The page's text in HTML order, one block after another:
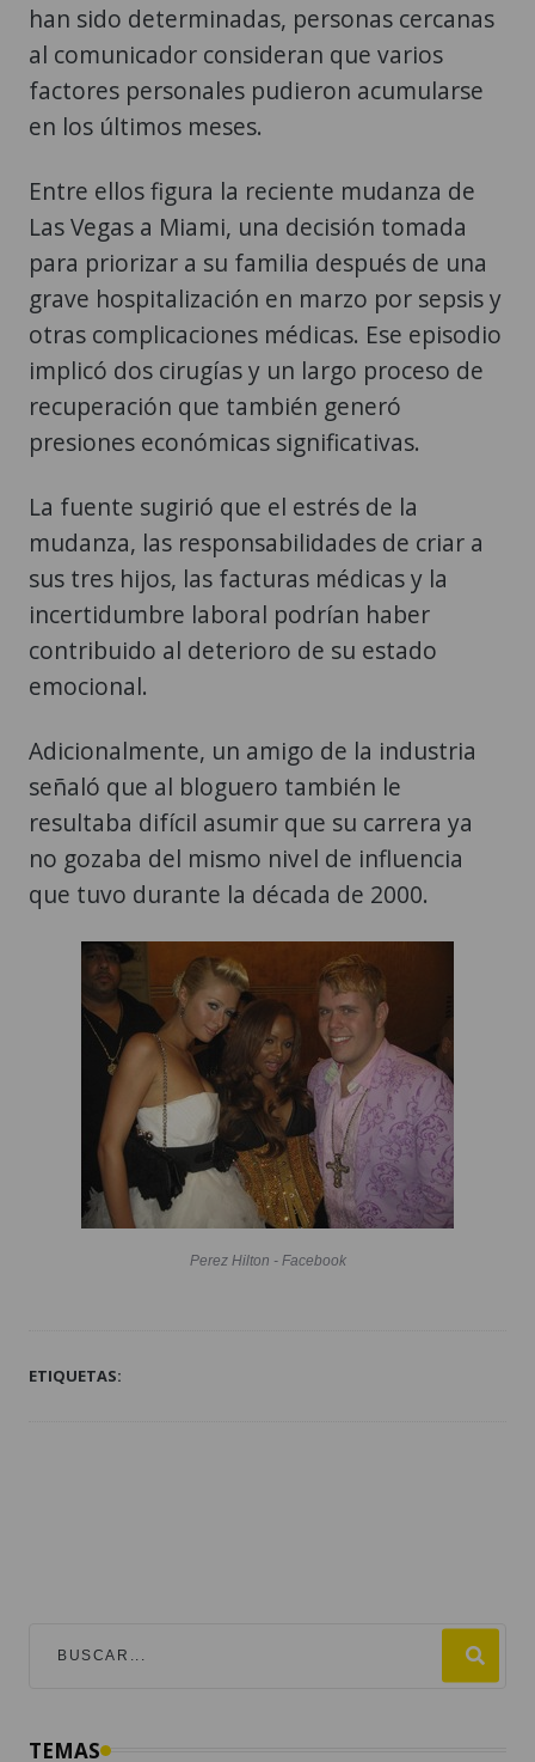
han sido determinadas, personas cercanas
al comunicador consideran que varios
factores personales pudieron acumularse
en los últimos meses.
Entre ellos figura la reciente mudanza de
Las Vegas a Miami, una decisión tomada
para priorizar a su familia después de una
grave hospitalización en marzo por sepsis y
otras complicaciones médicas. Ese episodio
implicó dos cirugías y un largo proceso de
recuperación que también generó
presiones económicas significativas.
La fuente sugirió que el estrés de la
mudanza, las responsabilidades de criar a
sus tres hijos, las facturas médicas y la
incertidumbre laboral podrían haber
contribuido al deterioro de su estado
emocional.
Adicionalmente, un amigo de la industria
señaló que al bloguero también le
resultaba difícil asumir que su carrera ya
no gozaba del mismo nivel de influencia
que tuvo durante la década de 2000.
Perez Hilton - Facebook
ETIQUETAS:
mundial 2026